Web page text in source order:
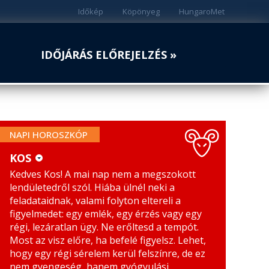
HungaroMet
Köpönyeg
Időkép
IDŐJÁRÁS ELŐREJELZÉS »
NAPI HOROSZKÓP
KOS
BIKA
IKREK
RÁK
MÉRLEG
SKORPIÓ
NYILAS
BAK
KOS
Kedves Kos! A mai nap nem a megszokott
lendületedről szól. Hiába ülnél neki a
feladataidnak, valami folyton eltereli a
figyelmedet: egy emlék, egy érzés vagy egy
régi, lezáratlan ügy. Ne erőltesd a tempót.
Most az visz előre, ha befelé figyelsz. Lehet,
hogy egy régi sérelem kerül felszínre, de ez